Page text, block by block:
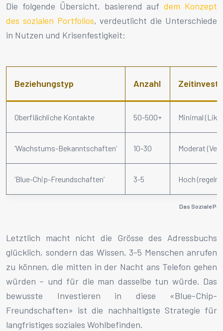
Die folgende Übersicht, basierend aufdem Konzept
des sozialen Portfolios, verdeutlicht die Unterschiede
in Nutzen und Krisenfestigkeit:
Das Soziale
Beziehungstyp Anzahl
Oberflächliche Kontakte 50-500+ Minimal
‘Wachstums-Bekanntschaften’ 10-30 Moderat
‘Blue-Chip-Freundschaften’ 3-5 Hoch
Letztlich macht nicht die Grösse des Adressbuchs
glücklich, sondern das Wissen, 3-5 Menschen anrufen
zu können, die mitten in der Nacht ans Telefon gehen
würden – und für die man dasselbe tun würde. Das
bewusste Investieren in diese «Blue-Chip-
Freundschaften» ist die nachhaltigste Strategie für
langfristiges soziales Wohlbefinden.